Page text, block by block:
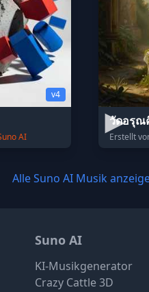
v4
AI
วัดอรุณ
Erstellt
Alle Suno AI Musik
Suno AI
KI-Musikgenerator
Crazy Cattle 3D